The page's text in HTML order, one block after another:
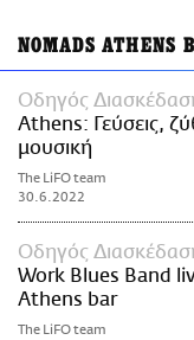
NOMADS ATHENS
Οδηγός
Athens: Γεύσεις,
μουσική
The LiFO team
30.6.2022
Οδηγός
Work Blues Band
Athens bar
The LiFO team